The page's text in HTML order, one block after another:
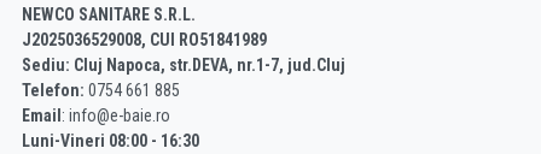
NEWCO SANITARE S.R.L.
J2025036529008, CUI RO51841989
Sediu: Cluj Napoca, str.DEVA, nr.1-7, jud.Cluj
Telefon: 0754 661 885
Email : info@e-baie.ro
Luni-Vineri 08:00 - 16:30